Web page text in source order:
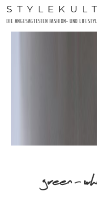
Zum
Inhalt
DIE ANGESAGTESTEN FASHION- UND
green-